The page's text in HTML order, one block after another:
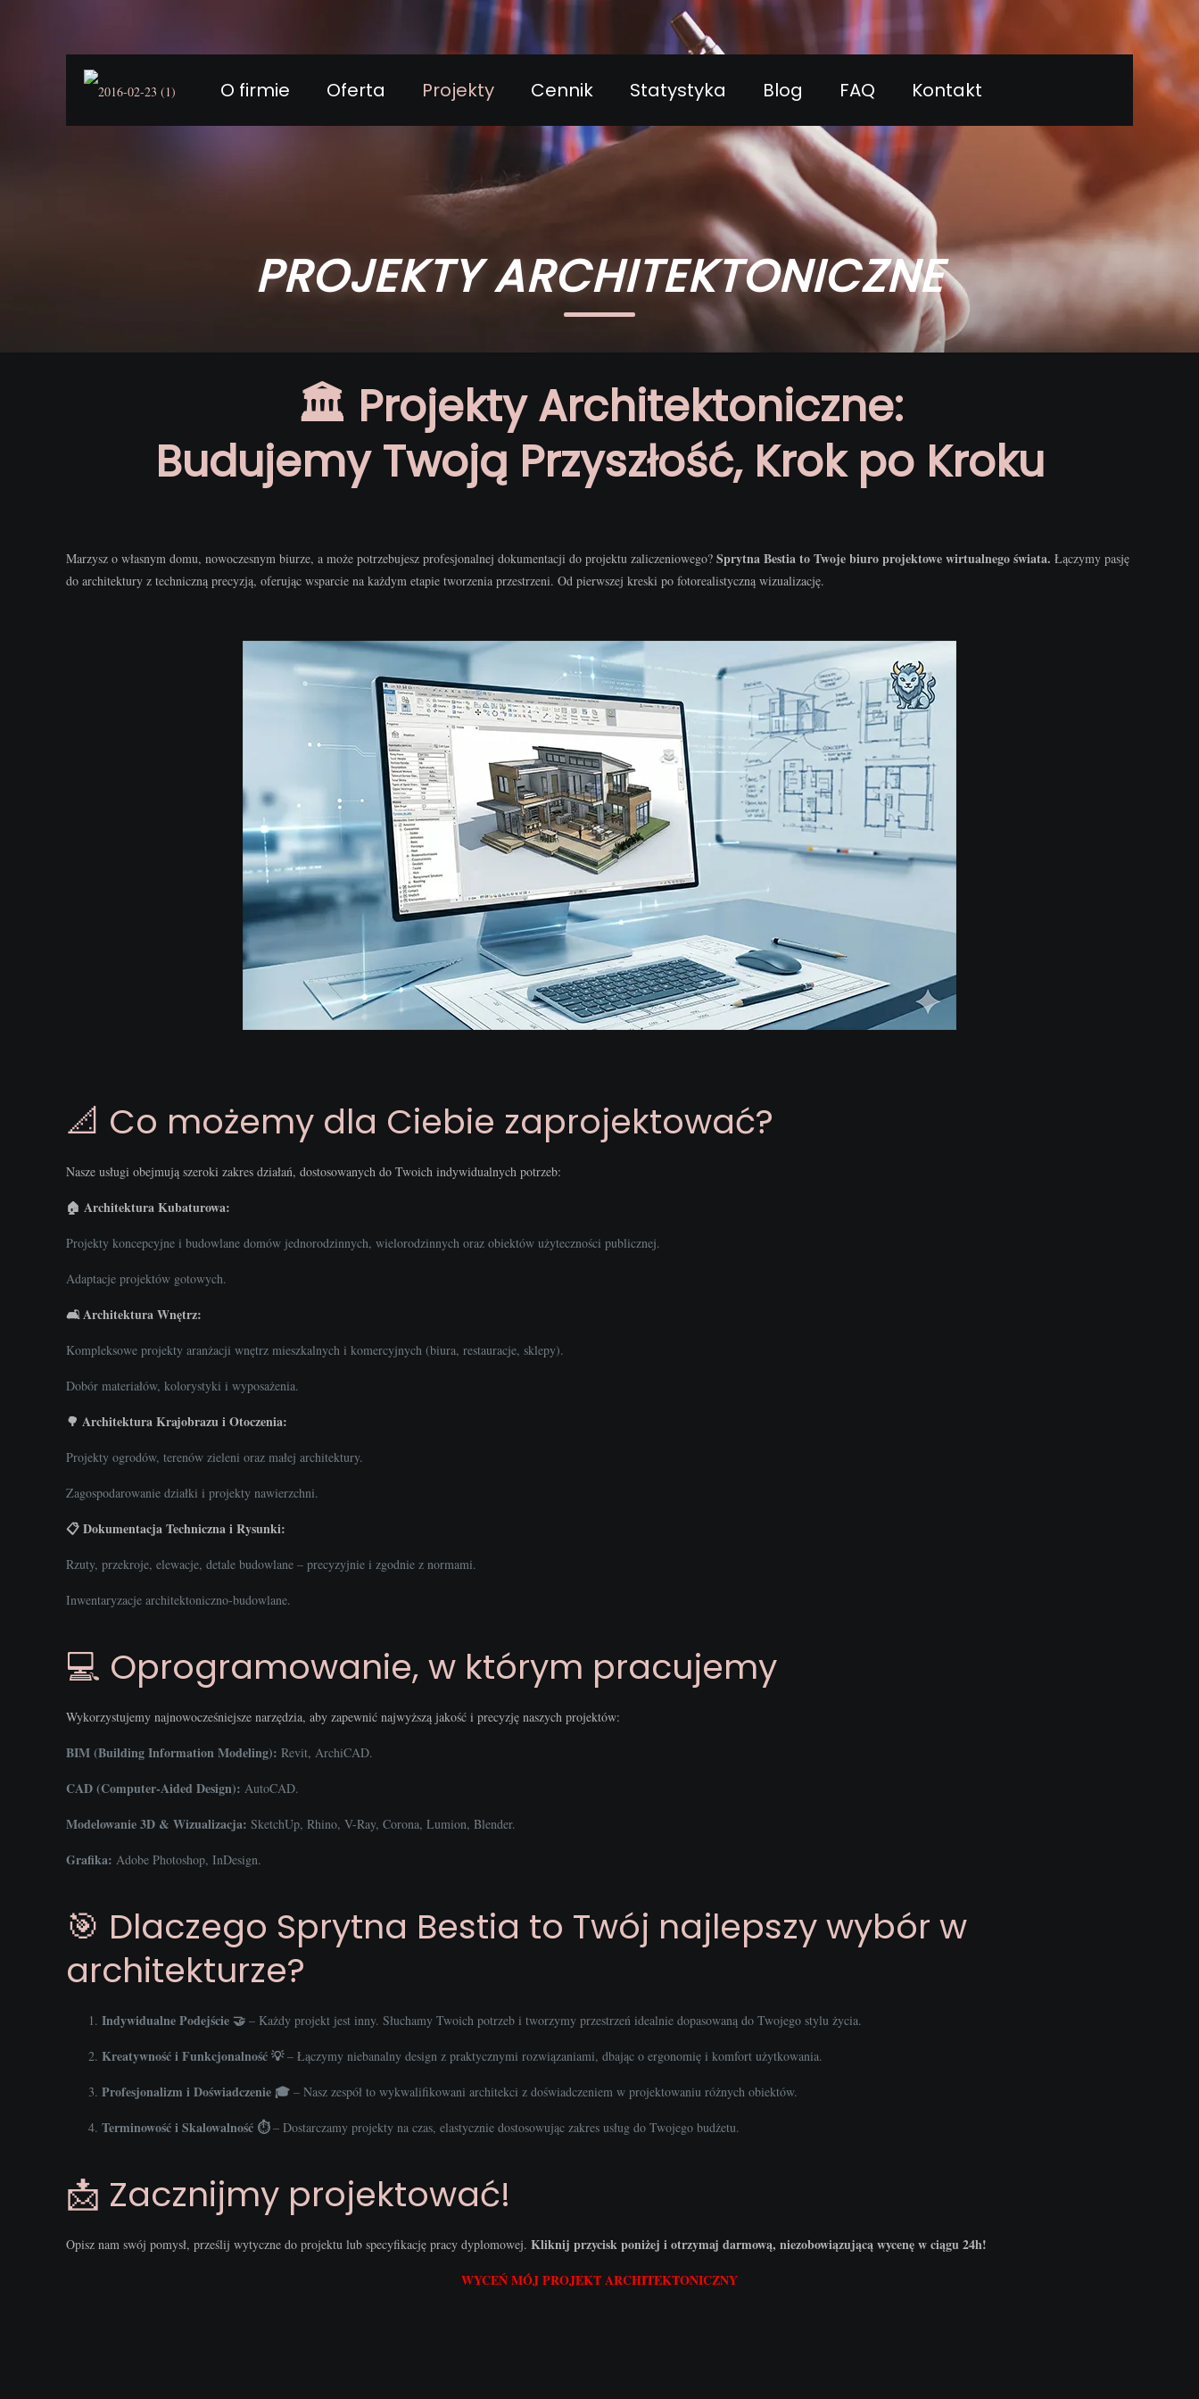
O firmie Oferta Projekty Cennik Statystyka Blog FAQ Kontakt
PROJEKTY ARCHITEKTONICZNE
🏛️ Projekty Architektoniczne:
Budujemy Twoją Przyszłość, Krok po Kroku
Marzysz o własnym domu, nowoczesnym biurze, a może potrzebujesz profesjonalnej dokumentacji do projektu zaliczeniowego? Sprytna Bestia to Twoje biuro projektowe wirtualnego świata. Łączymy pasję
do architektury z techniczną precyzją, oferując wsparcie na każdym etapie tworzenia przestrzeni. Od pierwszej kreski po fotorealistyczną wizualizację.
📐 Co możemy dla Ciebie zaprojektować?
Nasze usługi obejmują szeroki zakres działań, dostosowanych do Twoich indywidualnych potrzeb:
🏠 Architektura Kubaturowa:
Projekty koncepcyjne i budowlane domów jednorodzinnych, wielorodzinnych oraz obiektów użyteczności publicznej.
Adaptacje projektów gotowych.
🛋️ Architektura Wnętrz:
Kompleksowe projekty aranżacji wnętrz mieszkalnych i komercyjnych (biura, restauracje, sklepy).
Dobór materiałów, kolorystyki i wyposażenia.
🌳 Architektura Krajobrazu i Otoczenia:
Projekty ogrodów, terenów zieleni oraz małej architektury.
Zagospodarowanie działki i projekty nawierzchni.
📋 Dokumentacja Techniczna i Rysunki:
Rzuty, przekroje, elewacje, detale budowlane – precyzyjnie i zgodnie z normami.
Inwentaryzacje architektoniczno-budowlane.
💻 Oprogramowanie, w którym pracujemy
Wykorzystujemy najnowocześniejsze narzędzia, aby zapewnić najwyższą jakość i precyzję naszych projektów:
BIM (Building Information Modeling): Revit, ArchiCAD.
CAD (Computer-Aided Design): AutoCAD.
Modelowanie 3D & Wizualizacja: SketchUp, Rhino, V-Ray, Corona, Lumion, Blender.
Grafika: Adobe Photoshop, InDesign.
🎯 Dlaczego Sprytna Bestia to Twój najlepszy wybór w
architekturze?
Indywidualne Podejście 🤝 – Każdy projekt jest inny. Słuchamy Twoich potrzeb i tworzymy przestrzeń idealnie dopasowaną do Twojego stylu życia.
Kreatywność i Funkcjonalność 💡– Łączymy niebanalny design z praktycznymi rozwiązaniami, dbając o ergonomię i komfort użytkowania.
Profesjonalizm i Doświadczenie 🎓 – Nasz zespół to wykwalifikowani architekci z doświadczeniem w projektowaniu różnych obiektów.
Terminowość i Skalowalność ⏱️– Dostarczamy projekty na czas, elastycznie dostosowując zakres usług do Twojego budżetu.
📩 Zacznijmy projektować!
Opisz nam swój pomysł, prześlij wytyczne do projektu lub specyfikację pracy dyplomowej. Kliknij przycisk poniżej i otrzymaj darmową, niezobowiązującą wycenę w ciągu 24h!
WYCEŃ MÓJ PROJEKT ARCHITEKTONICZNY